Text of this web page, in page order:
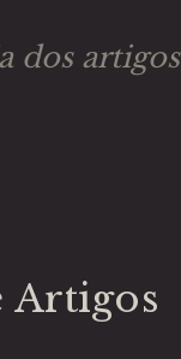
dos artigos
Artigos